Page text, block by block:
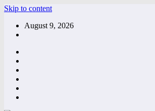
Skip to content
August 9, 2026